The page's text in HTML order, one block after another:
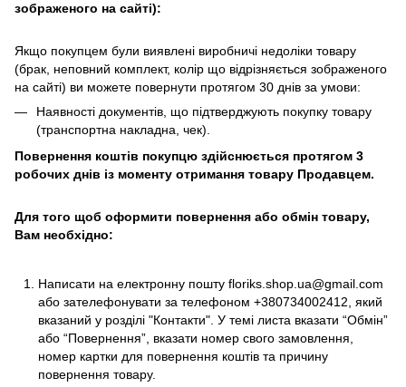
зображеного на сайті):
Якщо покупцем були виявлені виробничі недоліки товару
(брак, неповний комплект, колір що відрізняється зображеного
на сайті) ви можете повернути протягом 30 днів за умови:
Наявності документів, що підтверджують покупку товару
(транспортна накладна, чек).
Повернення коштів покупцю здійснюється протягом 3
робочих днів із моменту отримання товару Продавцем.
Для того щоб оформити повернення або обмін товару,
Вам необхідно:
Написати на електронну пошту floriks.shop.ua@gmail.com
або зателефонувати за телефоном +380734002412 , який
вказаний у розділі "Контакти" . У темі листа вказати “Обмін”
або “Повернення”, вказати номер свого замовлення,
номер картки для повернення коштів та причину
повернення товару.